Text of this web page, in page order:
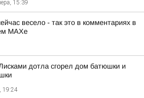
15:39
весело - так это в комментариях в
МАХе
дотла сгорел дом батюшки и
19:24